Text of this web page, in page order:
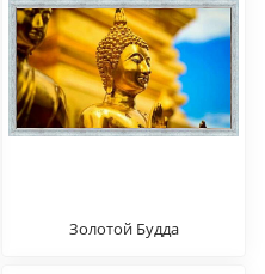
Золотой Будда